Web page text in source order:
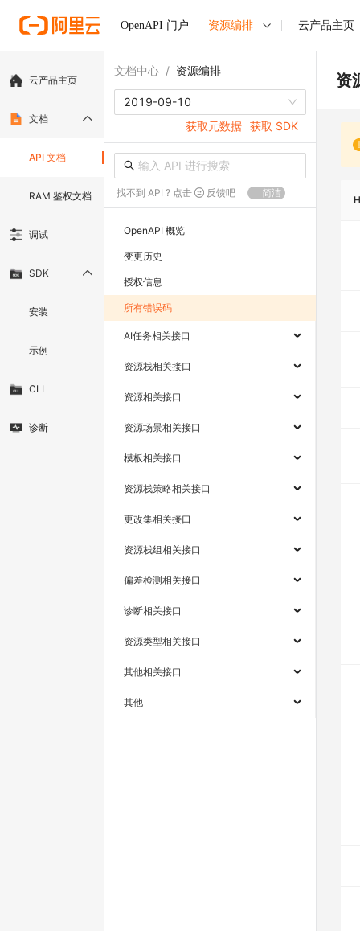
OpenAPI 门户 资源编排 云产品主页
云产品主页
文档
API 文档
RAM 鉴权文档
调试
SDK
安装
示例
CLI
诊断
文档中心 / 资源编排
2019-09-10
获取元数据 获取 SDK
找不到 API ? 点击 反馈吧 简洁
OpenAPI 概览
变更历史
授权信息
所有错误码
AI任务相关接口
资源栈相关接口
资源相关接口
资源场景相关接口
模板相关接口
资源栈策略相关接口
更改集相关接口
资源栈组相关接口
偏差检测相关接口
诊断相关接口
资源类型相关接口
其他相关接口
其他
资